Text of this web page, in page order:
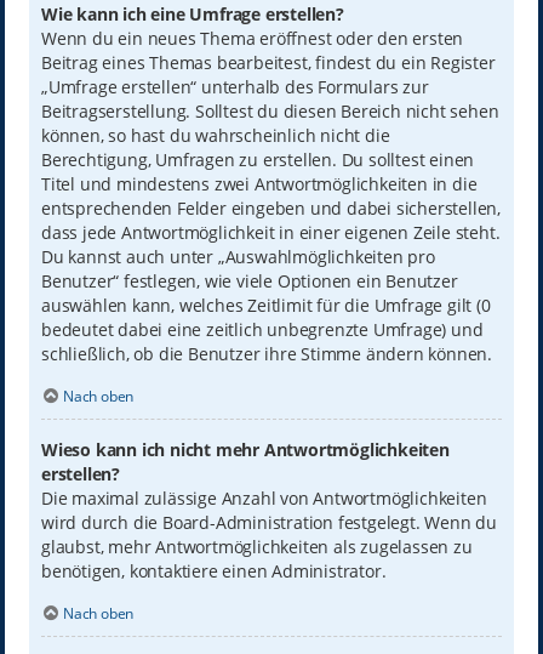
Wie kann ich eine Umfrage erstellen?
Wenn du ein neues Thema eröffnest oder den ersten
Beitrag eines Themas bearbeitest, findest du ein Register
„Umfrage erstellen“ unterhalb des Formulars zur
Beitragserstellung. Solltest du diesen Bereich nicht sehen
können, so hast du wahrscheinlich nicht die
Berechtigung, Umfragen zu erstellen. Du solltest einen
Titel und mindestens zwei Antwortmöglichkeiten in die
entsprechenden Felder eingeben und dabei sicherstellen,
dass jede Antwortmöglichkeit in einer eigenen Zeile steht.
Du kannst auch unter „Auswahlmöglichkeiten pro
Benutzer“ festlegen, wie viele Optionen ein Benutzer
auswählen kann, welches Zeitlimit für die Umfrage gilt (0
bedeutet dabei eine zeitlich unbegrenzte Umfrage) und
schließlich, ob die Benutzer ihre Stimme ändern können.
Nach oben
Wieso kann ich nicht mehr Antwortmöglichkeiten
erstellen?
Die maximal zulässige Anzahl von Antwortmöglichkeiten
wird durch die Board-Administration festgelegt. Wenn du
glaubst, mehr Antwortmöglichkeiten als zugelassen zu
benötigen, kontaktiere einen Administrator.
Nach oben